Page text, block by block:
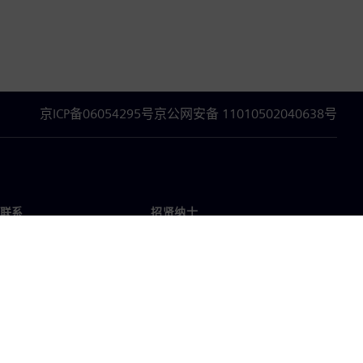
京ICP备06054295号京公网安备 11010502040638号
系 招贤纳士